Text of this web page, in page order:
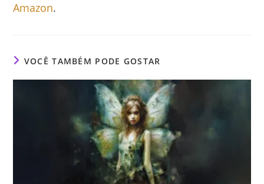
Amazon.
VOCÊ TAMBÉM PODE GOSTAR